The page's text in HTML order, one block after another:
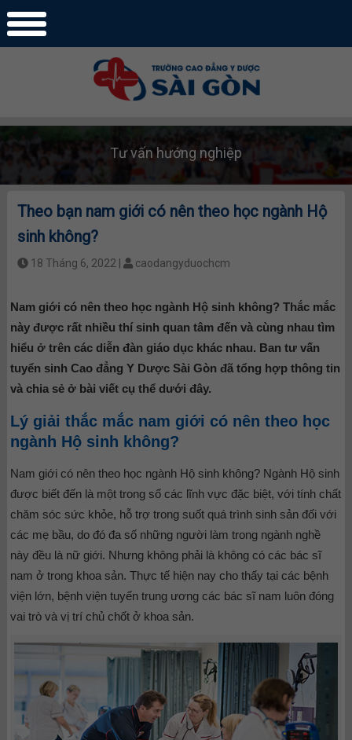
Tư vấn hướng nghiệp
Theo bạn nam giới có nên theo học ngành Hộ
sinh không?
18 Tháng 6, 2022 | caodangyduochcm
Nam giới có nên theo học ngành Hộ sinh không? Thắc mắc
này được rất nhiều thí sinh quan tâm đến và cùng nhau tìm
hiểu ở trên các diễn đàn giáo dục khác nhau. Ban tư vấn
tuyển sinh Cao đẳng Y Dược Sài Gòn đã tổng hợp thông tin
và chia sẻ ở bài viết cụ thể dưới đây.
Lý giải thắc mắc nam giới có nên theo học
ngành Hộ sinh không?
Nam giới có nên theo học ngành Hộ sinh không? Ngành Hộ sinh
được biết đến là một trong số các lĩnh vực đặc biệt, với tính chất
chăm sóc sức khỏe, hỗ trợ trong suốt quá trình sinh sản đối với
các mẹ bầu, do đó đa số những người làm trong ngành nghề
này đều là nữ giới. Nhưng không phải là không có các bác sĩ
nam ở trong khoa sản. Thực tế hiện nay cho thấy tại các bệnh
viện lớn, bệnh viện tuyến trung ương các bác sĩ nam luôn đóng
vai trò và vị trí chủ chốt ở khoa sản.